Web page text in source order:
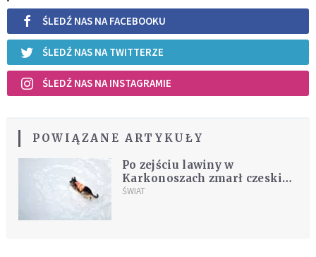
ŚLEDŹ NAS NA FACEBOOKU
ŚLEDŹ NAS NA TWITTERZE
ŚLEDŹ NAS NA INSTAGRAMIE
POWIĄZANE ARTYKUŁY
Po zejściu lawiny w
Karkonoszach zmarł czeski
narciarz skiturowy
ŚWIAT